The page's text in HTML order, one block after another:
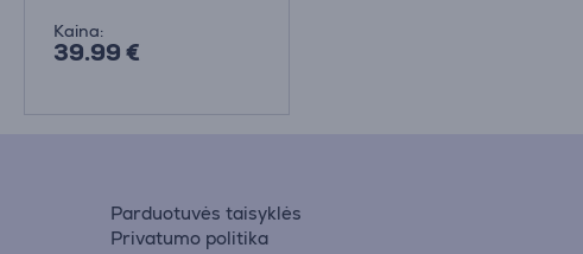
Kaina:
39.99 €
Parduotuvės taisyklės
Privatumo politika